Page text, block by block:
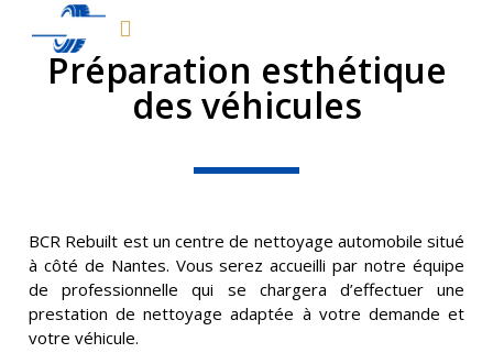
Préparation esthétique
des véhicules
BCR Rebuilt est un centre de nettoyage automobile situé
à côté de Nantes. Vous serez accueilli par notre équipe
de professionnelle qui se chargera d’effectuer une
prestation de nettoyage adaptée à votre demande et
votre véhicule.